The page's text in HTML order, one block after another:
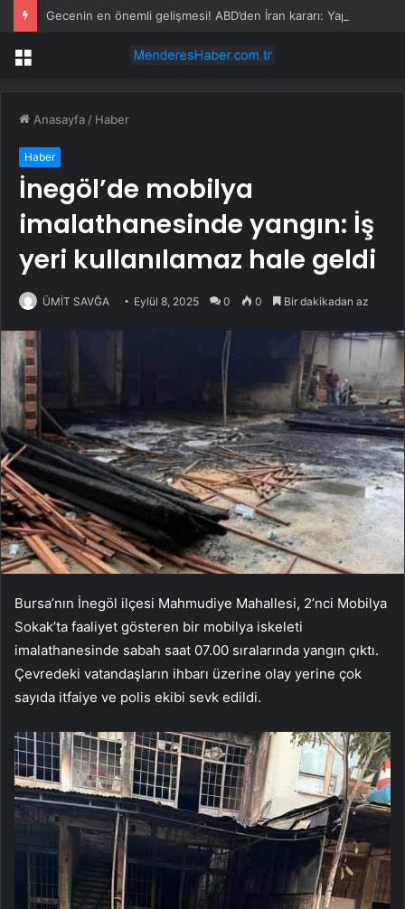
Menü
Anasayfa / Haber
Haber
İnegöl’de mobilya
imalathanesinde yangın: İş
yeri kullanılamaz hale geldi
ÜMİT SAVĞA Eylül 8, 2025 0 0 Bir dakikadan az
Bursa’nın İnegöl ilçesi Mahmudiye Mahallesi, 2’nci Mobilya
Sokak’ta faaliyet gösteren bir mobilya iskeleti
imalathanesinde sabah saat 07.00 sıralarında yangın çıktı.
Çevredeki vatandaşların ihbarı üzerine olay yerine çok
sayıda itfaiye ve polis ekibi sevk edildi.